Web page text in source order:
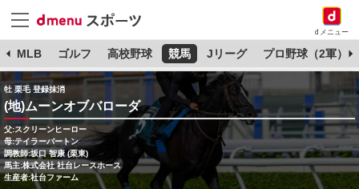
dメニュー
MLB ゴルフ 高校野球 競馬 Jリーグ プロ野球（2軍）
牡 栗毛 登録抹消
(地)ムーンオブバローダ
父:スクリーンヒーロー
母:テイラーバートン
調教師:坂口 智康 (栗東)
馬主:株式会社 社台レースホース
生産者:社台ファーム